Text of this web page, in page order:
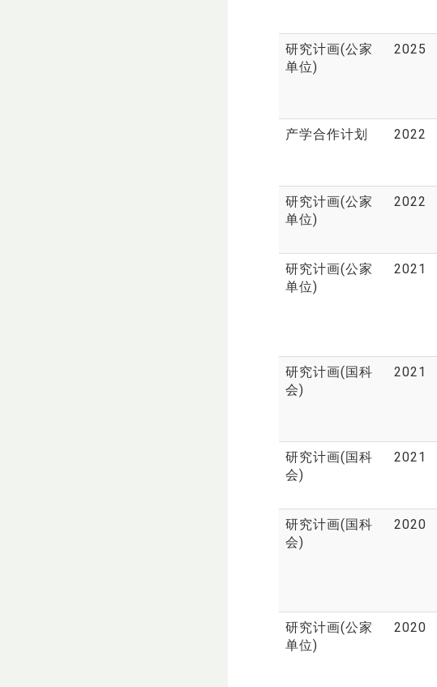
研究计画(公家
单位)
2025
产学合作计划 2022
研究计画(公家
单位)
2022
研究计画(公家
单位)
2021
研究计画(国科
会)
2021
研究计画(国科
会)
2021
研究计画(国科
会)
2020
研究计画(公家
单位)
2020